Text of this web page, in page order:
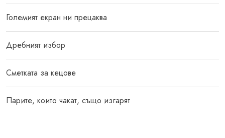
Големият екран ни прецаква
Дребният избор
Сметката за кецове
Парите, които чакат, също изгарят